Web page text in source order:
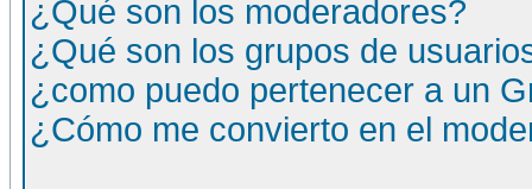
¿Qué son los moderadores?
¿Qué son los grupos de
¿como puedo pertenecer a un
¿Cómo me convierto en el